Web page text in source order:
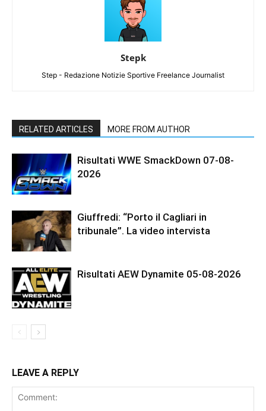
Stepk
Step - Redazione Notizie Sportive Freelance Journalist
RELATED ARTICLES MORE FROM AUTHOR
Risultati WWE SmackDown 07-08-
2026
Giuffredi: “Porto il Cagliari in
tribunale”. La video intervista
Risultati AEW Dynamite 05-08-2026
LEAVE A REPLY